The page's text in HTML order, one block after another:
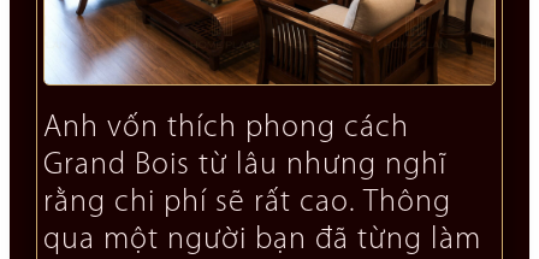
Anh vốn thích phong cách
Grand Bois từ lâu nhưng nghĩ
rằng chi phí sẽ rất cao. Thông
qua một người bạn đã từng làm